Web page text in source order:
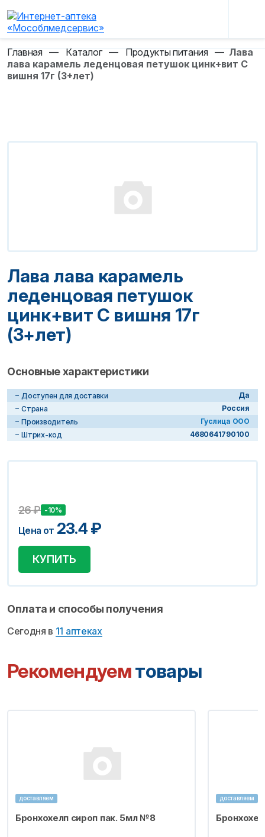
Главная — Каталог — Продукты питания — Лава
лава карамель леденцовая петушок цинк+вит C
вишня 17г (3+лет)
Лава лава карамель
леденцовая петушок
цинк+вит C вишня 17г
(3+лет)
Основные характеристики
Доступен для доставки
Да
Страна
Россия
Производитель
Гуслица ООО
Штрих-код
4680641790100
26₽ -10%
Цена от 23.4₽
КУПИТЬ
Оплата и способы получения
Сегодня в 11 аптеках
Рекомендуемтовары
доставляем
Бронхохелп сироп пак. 5мл №8
доставляем